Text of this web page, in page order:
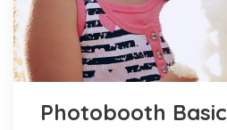
Photobooth Basic